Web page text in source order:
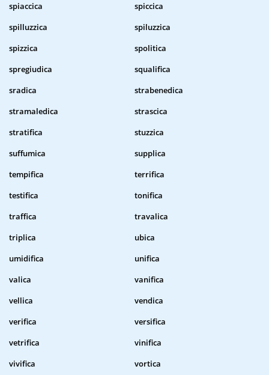
spiaccica
spiccica
spilluzzica
spiluzzica
spizzica
spolitica
spregiudica
squalifica
sradica
strabenedica
stramaledica
strascica
stratifica
stuzzica
suffumica
supplica
tempifica
terrifica
testifica
tonifica
traffica
travalica
triplica
ubica
umidifica
unifica
valica
vanifica
vellica
vendica
verifica
versifica
vetrifica
vinifica
vivifica
vortica